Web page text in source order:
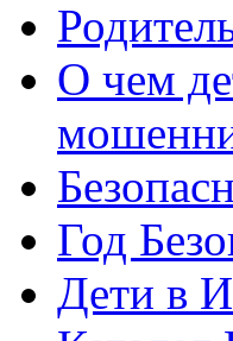
О чем
Год
Дети в